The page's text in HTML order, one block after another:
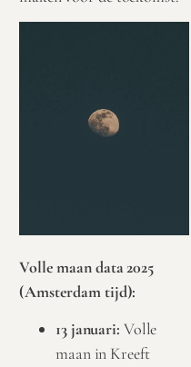
Volle maan data 2025
(Amsterdam tijd):
13 januari: Volle
maan in Kreeft